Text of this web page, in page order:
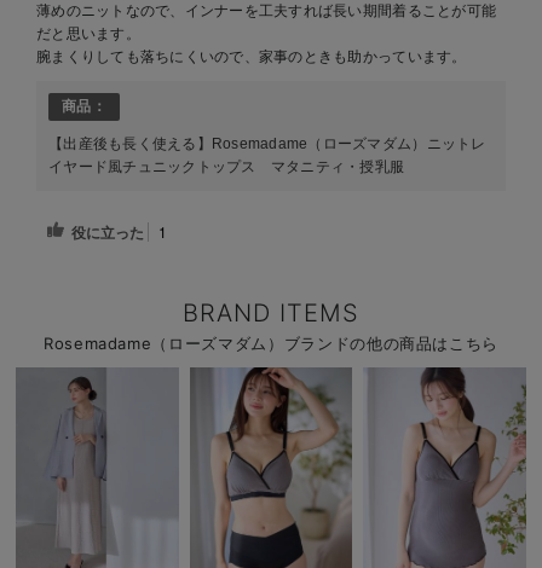
薄めのニットなので、インナーを工夫すれば長い期間着ることが可能
だと思います。
腕まくりしても落ちにくいので、家事のときも助かっています。
商品：
【出産後も長く使える】Rosemadame（ローズマダム）ニットレ
イヤード風チュニックトップス マタニティ・授乳服
役に立った 1
BRAND ITEMS
Rosemadame（ローズマダム）ブランドの他の商品はこちら